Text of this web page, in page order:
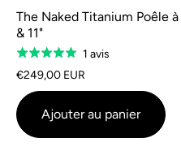
The Naked Titanium Poêle
& 11"
Classé
5.0
sur
5
1 avisBasé
1
avis
€249,00 EUR
Ajouter au panier